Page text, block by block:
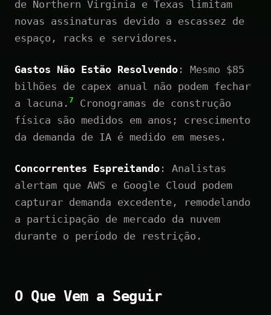
de Northern Virginia e Texas limitam
novas assinaturas devido a escassez de
espaço, racks e servidores.
Gastos Não Estão Resolvendo : Mesmo $85
bilhões de capex anual não podem fechar
a lacuna. 7
Cronogramas de construção
física são medidos em anos; crescimento
da demanda de IA é medido em meses.
Concorrentes Espreitando : Analistas
alertam que AWS e Google Cloud podem
capturar demanda excedente, remodelando
a participação de mercado da nuvem
durante o período de restrição.
O Que Vem a Seguir